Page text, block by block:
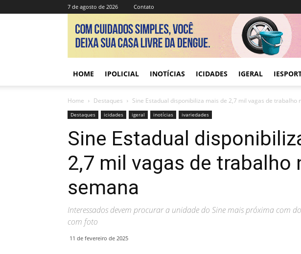
7 de agosto de 2026 Contato
HOME IPOLICIAL INOTÍCIAS ICIDADES IGERAL
Home Destaques Sine Estadual disponibiliza mais de 2,7 mil vagas de trabalho
Destaques icidades igeral inotícias ivariedades
Sine Estadual
2,7 mil vagas de trabalho
semana
Interessados devem procurar a unidade do Sine mais próxima com
com foto
11 de fevereiro de 2025